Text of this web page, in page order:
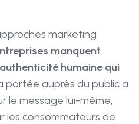
marketing
manquent
humaine qui
portée auprès du public a
le message lui-même,
les consommateurs de